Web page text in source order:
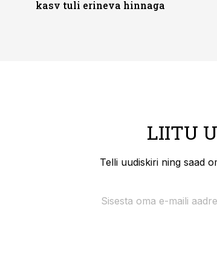
kasv tuli erineva hinnaga
LIITU
Telli uudiskiri ning saad